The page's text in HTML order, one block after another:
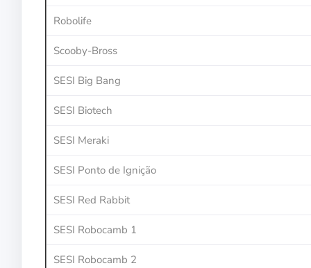
Robolife
Scooby-Bross
SESI Big Bang
SESI Biotech
SESI Meraki
SESI Ponto de Ignição
SESI Red Rabbit
SESI Robocamb 1
SESI Robocamb 2